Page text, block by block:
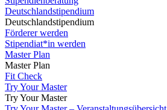
Deutschlandstipendium
Deutschlandstipendium
Förderer werden
Stipendiat*in werden
Master Plan
Master Plan
Fit Check
Try Your Master
Try Your Master